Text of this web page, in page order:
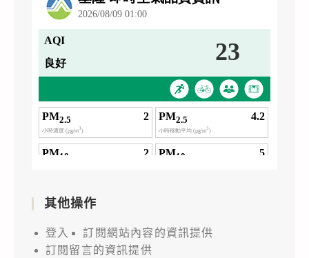
其他操作
登入
訂閱網站內容的資訊提供
訂閱留言的資訊提供